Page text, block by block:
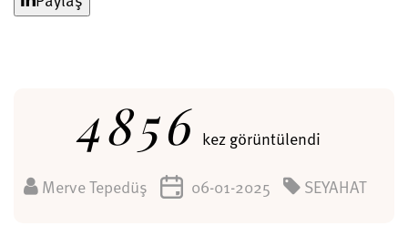
4856 kez görüntülendi
Merve Tepedüş 06-01-2025 SEYAHAT